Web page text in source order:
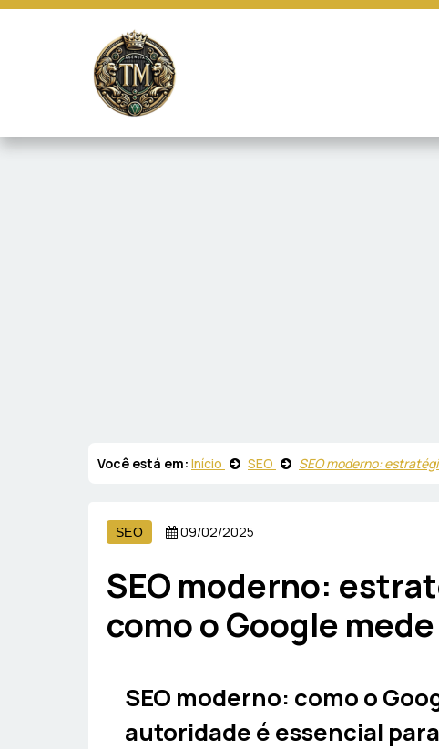
Você está em: Início SEO SEO moderno:
SEO 09/02/2025
SEO moderno:
como o Google
SEO moderno: como o
autoridade é essencial
marketing e fornecer conteúdo de terceiros. Leia mais em